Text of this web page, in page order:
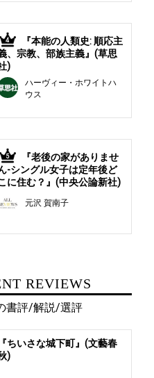
4
『本能の人類史: 順応主
、宗教、部族主義』(草思
)
ハーヴィー・ホワイトハ
ウス
5
『老後の家がありませ
-シングル女子は定年後ど
に住む？』(中央公論新社)
元沢 賀南子
REVIEWS
書評/解説/選評
『ちいさな城下町』(文藝春
)